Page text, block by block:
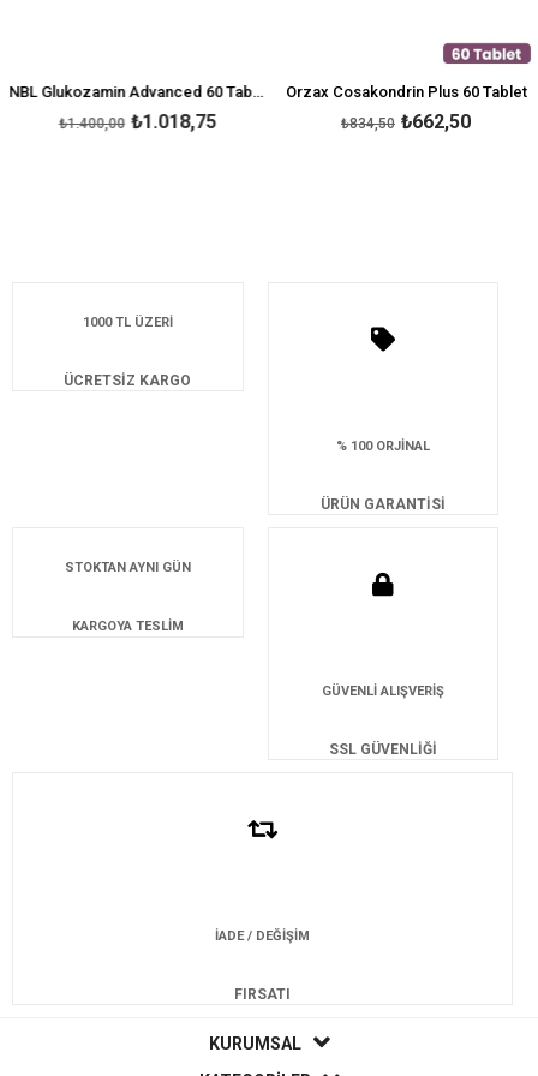
NBL Glukozamin Advanced 60 Tablet
₺1.018,75
₺1.400,00
Orzax Cosakondrin Plus 60 Tablet
₺662,50
₺834,50
1000 TL ÜZERİ
ÜCRETSİZ KARGO
% 100 ORJİNAL
ÜRÜN GARANTİSİ
STOKTAN AYNI GÜN
KARGOYA TESLİM
GÜVENLİ ALIŞVERİŞ
SSL GÜVENLİĞİ
İADE / DEĞİŞİM
FIRSATI
KURUMSAL